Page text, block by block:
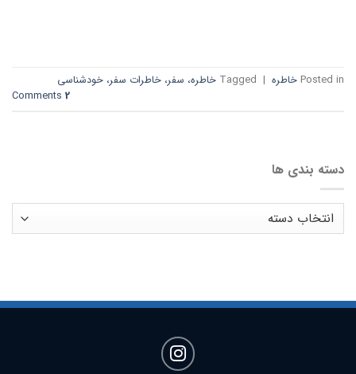
Posted in خاطره |
Tagged خاطره، سفر، خاطرات سفر، خودشناسی
2
دسته بندی ها
دسته
بندی